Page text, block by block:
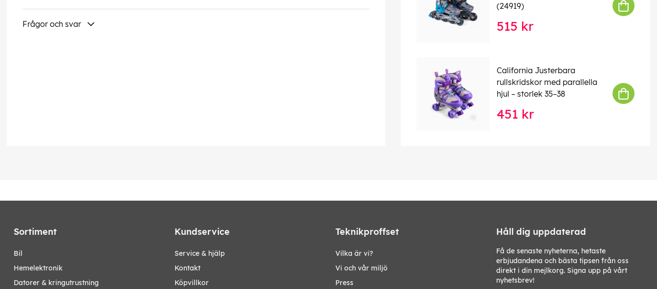
Frågor och svar
(24919)
515 kr
California Justerbara
rullskridskor med parallella
hjul – storlek 35–38
451 kr
Sortiment
bil
hemelektronik
datorer & kringutrustning
Kundservice
Service & hjälp
Kontakt
Köpvillkor
Teknikproffset
Vilka är vi?
Vi och vår miljö
Press
Håll dig uppdaterad
Få de senaste nyheterna, hetaste
erbjudandena och bästa tipsen från oss
direkt i din mejlkorg. Signa upp på vårt
nyhetsbrev!